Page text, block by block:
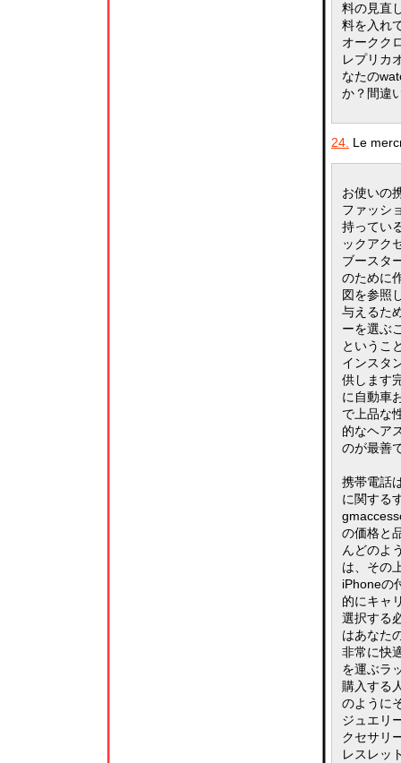
料の見直
料を入れ
オークク
レプリカ
なたの
か？間違
24. Le
お使いの
ファッシ
持ってい
ックアク
ブースタ
のために
図を参照
与えるた
ーを選ぶ
というこ
インスタ
供します
に自動車
で上品な
的なヘア
のが最善
携帯電話
に関する
の価格と
んどのよ
は、その
iPhoneの
的にキャ
選択する
はあなた
非常に快
を運ぶラ
購入する
のように
ジュエリ
クセサリ
レスレッ